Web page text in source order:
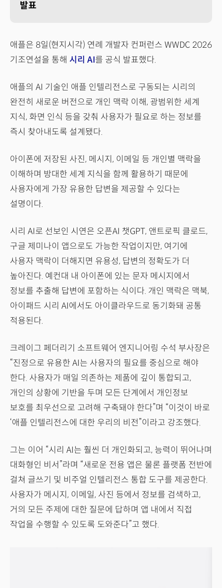
발표
애플은 8일(현지시각) 연례 개발자 컨퍼런스 WWDC 2026
기조연설을 통해 시리 AI를 공식 발표했다.
애플의 AI 기술인 애플 인텔리전스로 구동되는 시리의
완전히 새로운 버전으로 개인 맥락 이해, 광범위한 세계
지식, 화면 인식 등을 갖춰 사용자가 필요로 하는 정보를
즉시 찾아내도록 설계됐다.
아이폰에 저장된 사진, 메시지, 이메일 등 개인별 맥락을
이해하며 방대한 세계 지식을 함께 활용하기 때문에
사용자에게 가장 유용한 답변을 제공할 수 있다는
설명이다.
시리 AI로 선보인 시연은 오픈AI 챗GPT, 앤트로픽 클로드,
구글 제미나이 앱으로도 가능한 작업이지만, 여기에
사용자 맥락이 더해지면 유용성, 답변의 정확도가 더
높아진다. 예컨대 내 아이폰에 있는 문자 메시지에서
정보를 추출해 답변에 포함하는 식이다. 개인 맥락은 맥북,
아이패드 시리 AI에서도 아이클라우드로 동기화돼 공통
적용된다.
크레이그 페더리기 소프트웨어 엔지니어링 수석 부사장은
“진정으로 유용한 AI는 사용자의 필요를 중심으로 해야
한다. 사용자가 매일 의존하는 제품에 깊이 통합되고,
개인의 상황에 기반을 두며 모든 단계에서 개인정보
보호를 최우선으로 고려해 구축돼야 한다”며 “이것이 바로
‘애플 인텔리전스에 대한 우리의 비전”이라고 강조했다.
그는 이어 “시리 AI는 훨씬 더 개인화되고, 능력이 뛰어나며
대화형인 비서”라며 “새로운 전용 앱은 물론 플랫폼 전반에
걸쳐 글쓰기 및 비주얼 인텔리전스 통합 도구를 제공한다.
사용자가 메시지, 이메일, 사진 등에서 정보를 검색하고,
거의 모든 주제에 대한 질문에 답하며 앱 내에서 직접
작업을 수행할 수 있도록 도와준다”고 했다.